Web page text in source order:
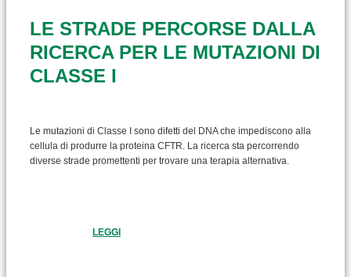
LE STRADE PERCORSE DALLA
RICERCA PER LE MUTAZIONI DI
CLASSE I
Le mutazioni di Classe I sono difetti del DNA che impediscono alla
cellula di produrre la proteina CFTR. La ricerca sta percorrendo
diverse strade promettenti per trovare una terapia alternativa.
LEGGI